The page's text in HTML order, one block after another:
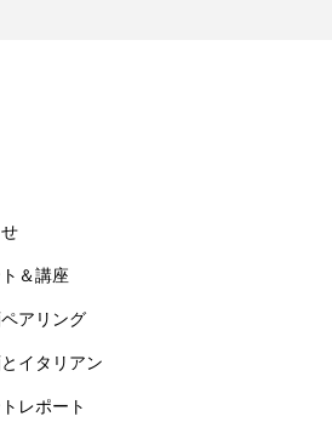
＆講座
アリング
イタリアン
レポート